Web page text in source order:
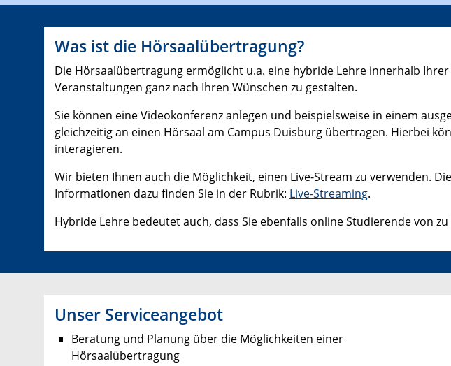
Was ist die Hörsaalübertragung?
Die Hörsaalübertragung ermöglicht u.a. eine hybride Lehre innerhalb
Veranstaltungen ganz nach Ihren Wünschen zu gestalten.
Sie können eine Videokonferenz anlegen und beispielsweise in einem
gleichzeitig an einen Hörsaal am Campus Duisburg übertragen. Hierbei
interagieren.
Wir bieten Ihnen auch die Möglichkeit, einen Live-Stream zu verwenden.
Informationen dazu finden Sie in der Rubrik: Live-Streaming.
Hybride Lehre bedeutet auch, dass Sie ebenfalls online Studierende von
Unser Serviceangebot
Beratung und Planung über die Möglichkeiten einer
Hörsaalübertragung